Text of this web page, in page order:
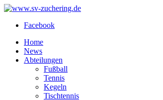
Facebook
Home
News
Abteilungen
Fußball
Tennis
Kegeln
Tischtennis